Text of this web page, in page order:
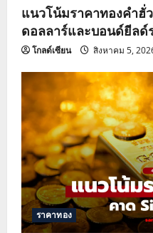
แนวโน้มราคาทองคำฮั่
ดอลลาร์และบอนด์ยีลด์
โกลด์เซียน สิงหาคม 5,
ราคาทอง